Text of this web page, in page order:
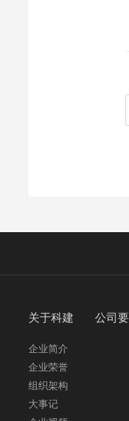
关于科建
企业简介
企业荣誉
组织架构
大事记
公司